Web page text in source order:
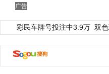
广告
彩民车牌号投注中3.9万 双